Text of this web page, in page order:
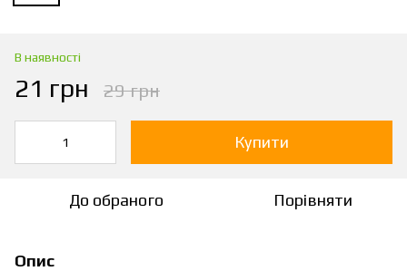
В наявності
21 грн 29 грн
Купити
До обраного Порівняти
Опис